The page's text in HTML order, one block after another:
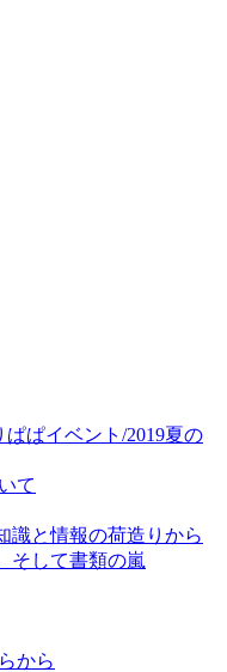
ぱイベント/2019夏の
て
識と情報の荷造りから
そして書類の嵐
から